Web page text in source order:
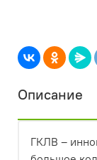
Описание
ГКЛВ –